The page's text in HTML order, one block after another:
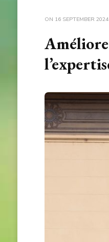
ON 16 SEPTEMBER 2024